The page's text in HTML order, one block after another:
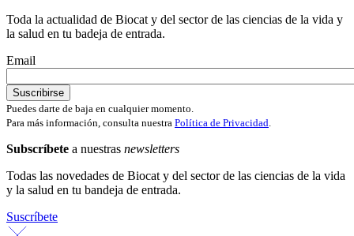
Toda la actualidad de Biocat y del sector de las ciencias de la vida y
la salud en tu badeja de entrada.
Email
Puedes darte de baja en cualquier momento.
Para más información, consulta nuestra Política de Privacidad
Subscríbete a nuestras newsletters
Todas las novedades de Biocat y del sector de las ciencias de la vida
y la salud en tu bandeja de entrada.
Suscríbete